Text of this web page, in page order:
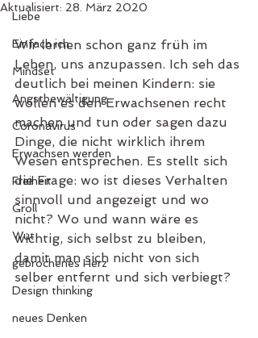
Liebe
Einfach ich
Mindset
Angstbewältigung
Coronavirus
Erwachsen werden
Freiheit
Groll
Wut
gebrochenes Herz
Design thinking
neues Denken
Aktualisiert: 28. März 2020
Wir lernen schon ganz früh im
Leben, uns anzupassen. Ich seh das
deutlich bei meinen Kindern: sie
wollen es den Erwachsenen recht
machen und tun oder sagen dazu
Dinge, die nicht wirklich ihrem
Wesen entsprechen. Es stellt sich
die Frage: wo ist dieses Verhalten
sinnvoll und angezeigt und wo
nicht? Wo und wann wäre es
wichtig, sich selbst zu bleiben,
damit man sich nicht von sich
selber entfernt und sich verbiegt?